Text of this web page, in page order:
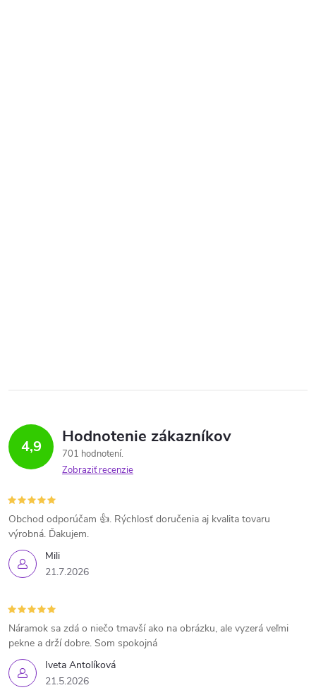
4,9 Hodnotenie zákazníkov
701 hodnotení
Zobraziť recenzie
Mili
21.7.2026
Obchod odporúčam 👍. Rýchlosť doručenia aj kvalita tovaru
výrobná. Ďakujem.
Iveta Antolíková
21.5.2026
Náramok sa zdá o niečo tmavší ako na obrázku, ale vyzerá veľmi
pekne a drží dobre. Som spokojná